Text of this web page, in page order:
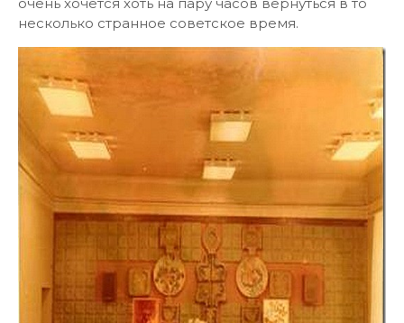
несколько странное советское время.